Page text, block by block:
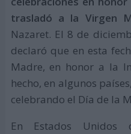
trasladó a la Virgen
Nazaret. El 8 de
declaró que en esta
Madre, en honor a la
hecho, en algunos
celebrando el Día de la
En Estados Unidos